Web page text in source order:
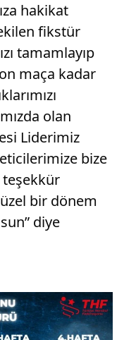
hakikat
fikstür
tamamlayıp
maça kadar
olan
Liderimiz
bize
teşekkür
bir dönem
diye